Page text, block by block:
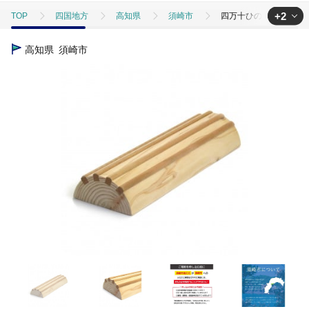
TOP 四国地方 高知県 須崎市 四万十ひのき 健康足
TOP
+2
高知県 須崎市